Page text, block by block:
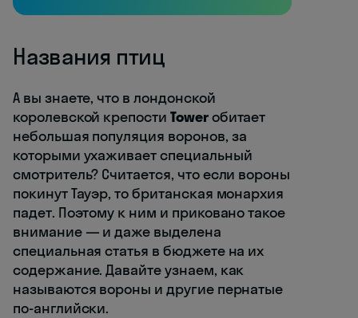
Названия птиц
А вы знаете, что в лондонской
королевской крепости Towerобитает
небольшая популяция воронов, за
которыми ухаживает специальный
смотритель? Считается, что если вороны
покинут Тауэр, то британская монархия
падет. Поэтому к ним и приковано такое
внимание — и даже выделена
специальная статья в бюджете на их
содержание. Давайте узнаем, как
называются вороны и другие пернатые
по-английски.